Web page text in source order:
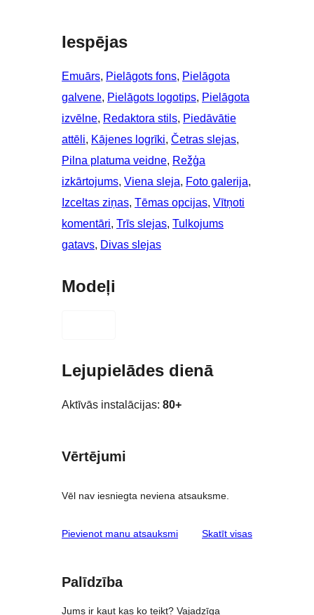
Iespējas
Emuārs, Pielāgots fons, Pielāgota
galvene, Pielāgots logotips, Pielāgota
izvēlne, Redaktora stils, Piedāvātie
attēli, Kājenes logrīki, Četras slejas
Pilna platuma veidne, Režģa
izkārtojums, Viena sleja, Foto galerija
Izceltas ziņas, Tēmas opcijas, Vītņoti
komentāri, Trīs slejas, Tulkojums
gatavs, Divas slejas
Modeļi
Lejupielādes dienā
Aktīvās instalācijas: 80+
Vērtējumi
Vēl nav iesniegta neviena atsauksme.
Pievienot manu atsauksmi Skatīt visasatsauksmes
Palīdzība
Jums ir kaut kas ko teikt? Vajadzīga